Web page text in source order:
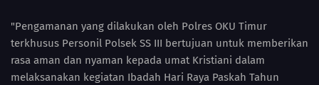
"Pengamanan yang dilakukan oleh Polres OKU Timur
terkhusus Personil Polsek SS III bertujuan untuk memberikan
rasa aman dan nyaman kepada umat Kristiani dalam
melaksanakan kegiatan Ibadah Hari Raya Paskah Tahun